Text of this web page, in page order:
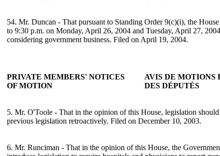
54. Mr. Duncan - That pursuant to Standing Order 9(c)(i), the
to 9:30 p.m. on Monday, April 26, 2004 and Tuesday, April 27,
considering government business. Filed on April 19, 2004.
PRIVATE MEMBERS' NOTICES
OF MOTION
AVIS DE MOTIONS
DES DÉPUTÉS
5. Mr. O'Toole - That in the opinion of this House, legislation should
previous legislation retroactively. Filed on December 10, 2003.
6. Mr. Runciman - That in the opinion of this House, the